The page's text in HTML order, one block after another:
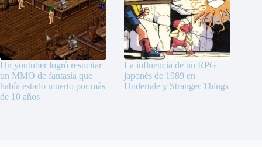
Un youtuber logró resucitar
un MMO de fantasía que
había estado muerto por más
de 10 años
La influencia de un RPG
japonés de 1989 en
Undertale y Stranger Things